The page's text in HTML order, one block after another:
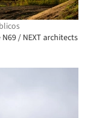
/ NEXT architects